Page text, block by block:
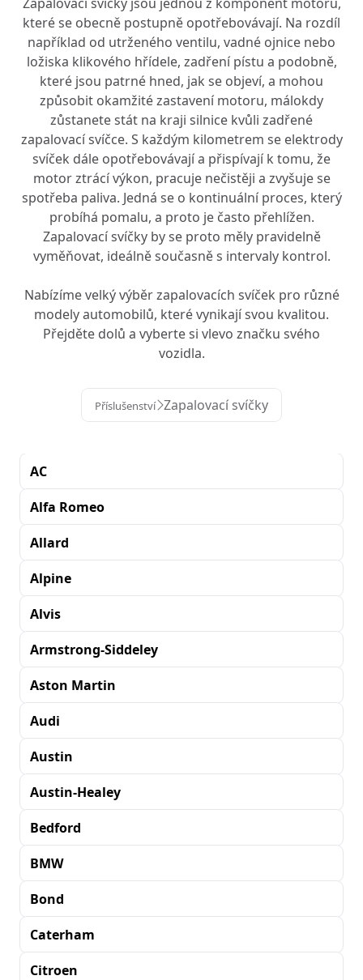
které se obecně postupně opotřebovávají. Na rozdíl
například od utrženého ventilu, vadné ojnice nebo
ložiska klikového hřídele, zadření pístu a podobně,
které jsou patrné hned, jak se objeví, a mohou
způsobit okamžité zastavení motoru, málokdy
zůstanete stát na kraji silnice kvůli zadřené
zapalovací svíčce. S každým kilometrem se elektrody
svíček dále opotřebovávají a přispívají k tomu, že
motor ztrácí výkon, pracuje nečistěji a zvyšuje se
spotřeba paliva. Jedná se o kontinuální proces, který
probíhá pomalu, a proto je často přehlížen.
Zapalovací svíčky by se proto měly pravidelně
vyměňovat, ideálně současně s intervaly kontrol.
Nabízíme velký výběr zapalovacích svíček pro různé
modely automobilů, které vynikají svou kvalitou.
Přejděte dolů a vyberte si vlevo značku svého
vozidla.
Příslušenství Zapalovací svíčky
AC
Alfa Romeo
Allard
Alpine
Alvis
Armstrong-Siddeley
Aston Martin
Audi
Austin
Austin-Healey
Bedford
BMW
Bond
Caterham
Citroen